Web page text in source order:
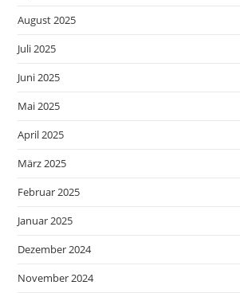
August 2025
Juli 2025
Juni 2025
Mai 2025
April 2025
März 2025
Februar 2025
Januar 2025
Dezember 2024
November 2024